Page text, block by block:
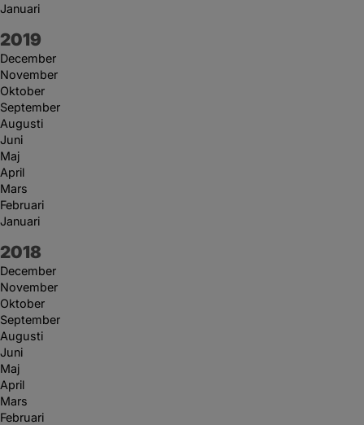
Januari
År:
2019
December
November
Oktober
September
Augusti
Juni
Maj
April
Mars
Februari
Januari
År:
2018
December
November
Oktober
September
Augusti
Juni
Maj
April
Mars
Februari